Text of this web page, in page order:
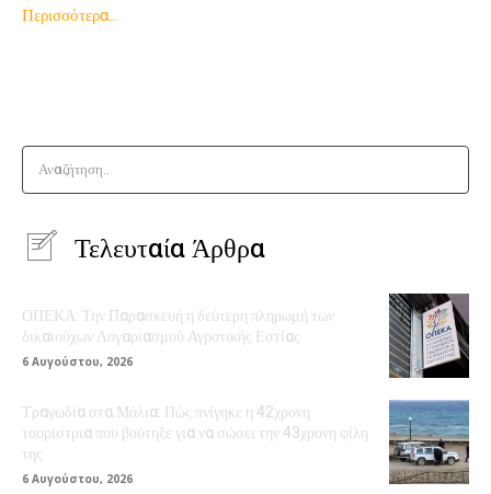
Περισσότερα…
Αναζήτηση..
Τελευταία Άρθρα
ΟΠΕΚΑ: Την Παρασκευή η δεύτερη πληρωμή των
δικαιούχων Λογαριασμού Αγροτικής Εστίας
6 Αυγούστου, 2026
Τραγωδία στα Μάλια: Πώς πνίγηκε η 42χρονη
τουρίστρια που βούτηξε για να σώσει την 43χρονη φίλη
της
6 Αυγούστου, 2026